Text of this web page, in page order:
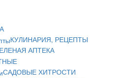
КУЛИНАРИЯ, РЕЦЕПТЫ
АПТЕКА
САДОВЫЕ ХИТРОСТИ